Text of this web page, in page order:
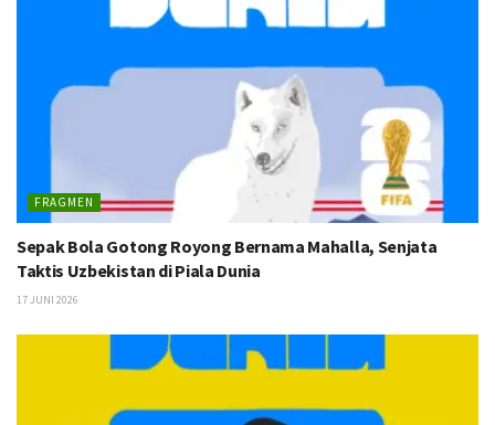
FRAGMEN
Sepak Bola Gotong Royong Bernama Mahalla, Senjata
Taktis Uzbekistan di Piala Dunia
17 JUNI 2026